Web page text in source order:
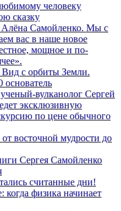
человеку
сказку
Алёна Самойленко. Мы с
вас в наше новое
мощное и по-
Вид с орбиты Земли.
основатель
вулканолог Сергей
эксклюзивную
по цене обычного
восточной мудрости до
Сергея Самойленко
считанные дни!
когда физика начинает